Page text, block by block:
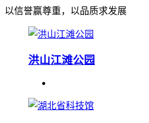
以信誉赢尊重，以品质求发展
洪山江滩公园